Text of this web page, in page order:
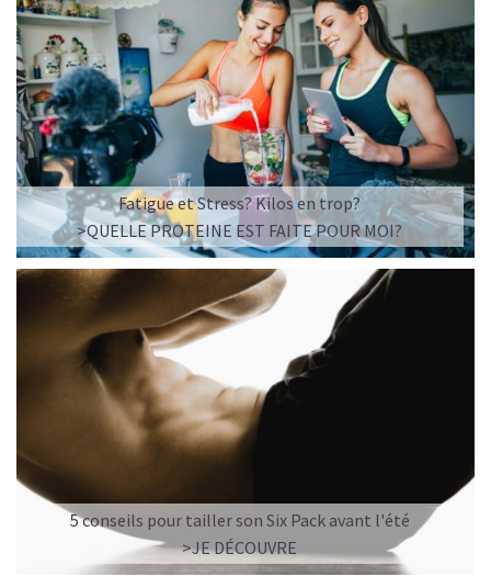
Fatigue et Stress? Kilos en trop?
>QUELLE PROTEINE EST FAITE POUR MOI?
5 conseils pour tailler son Six Pack avant l'été
>JE DÉCOUVRE